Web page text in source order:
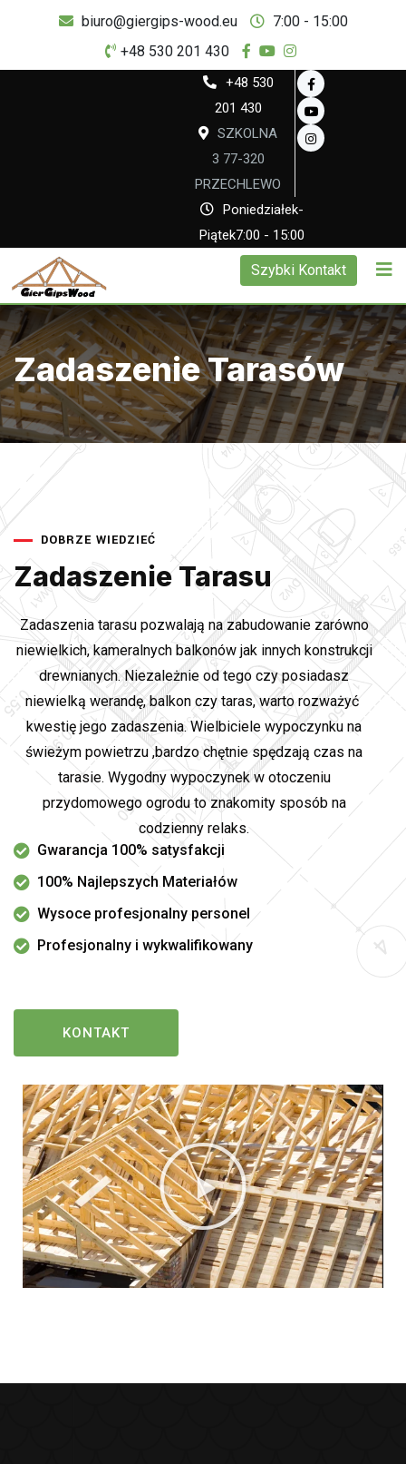
biuro@giergips-wood.eu
7:00 - 15:00
+48 530 201 430
+48 530
201 430
SZKOLNA
3 77-320
PRZECHLEWO
Poniedziałek-
Piątek7:00 - 15:00
Szybki Kontakt
Zadaszenie Tarasów
DOBRZE WIEDZIEĆ
Zadaszenie Tarasu
Zadaszenia tarasu pozwalają na zabudowanie zarówno
niewielkich, kameralnych balkonów jak innych konstrukcji
drewnianych. Niezależnie od tego czy posiadasz
niewielką werandę, balkon czy taras, warto rozważyć
kwestię jego zadaszenia. Wielbiciele wypoczynku na
świeżym powietrzu ,bardzo chętnie spędzają czas na
tarasie. Wygodny wypoczynek w otoczeniu
przydomowego ogrodu to znakomity sposób na
codzienny relaks.
Gwarancja 100% satysfakcji
100% Najlepszych Materiałów
Wysoce profesjonalny personel
Profesjonalny i wykwalifikowany
KONTAKT